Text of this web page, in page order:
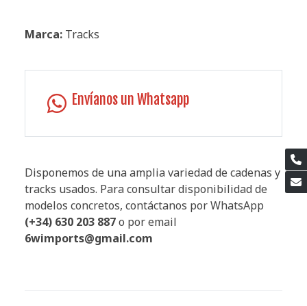
Marca: Tracks
Envíanos un Whatsapp
Disponemos de una amplia variedad de cadenas y
tracks usados. Para consultar disponibilidad de
modelos concretos, contáctanos por WhatsApp
(+34) 630 203 887o por email
6wimports@gmail.com